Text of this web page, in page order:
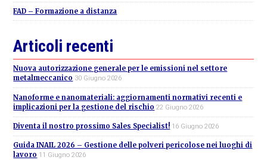
FAD – Formazione a distanza
Articoli recenti
Nuova autorizzazione generale per le emissioni nel settore
metalmeccanico 30 Giugno 2026
Nanoforme e nanomateriali: aggiornamenti normativi recenti e
implicazioni per la gestione del rischio 22 Giugno 2026
Diventa il nostro prossimo Sales Specialist! 16 Giugno 2026
Guida INAIL 2026 – Gestione delle polveri pericolose nei luoghi di
lavoro 11 Giugno 2026